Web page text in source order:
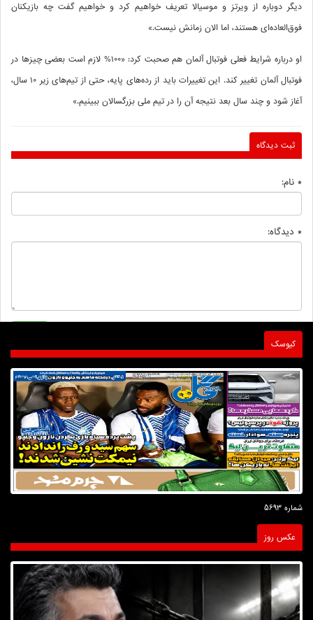
دیگر دوباره از ویرتز و موسیالا تعریف خواهیم کرد و خواهیم گفت چه بازیکنان
فوق‌العاده‌ای هستند، اما الان زمانش نیست.»
او درباره شرایط فعلی فوتبال آلمان هم صحبت کرد: «۱۰۰% لازم است بعضی چیزها در
فوتبال آلمان تغییر کند. این تغییرات باید از رده‌های پایه، حتی از تیم‌های زیر ۱۰ سال،
آغاز شود و چند سال بعد نتیجه آن را در تیم ملی بزرگسالان ببینیم.»
ثبت دیدگاه
* نام:
* دیدگاه:
کیوسک
شماره 5693
عکس روز